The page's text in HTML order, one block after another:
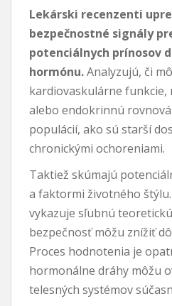
Lekárski recenzenti
bezpečnostné signály
potenciálnych prínosov
hormónu.Analyzujú, či
kardiovaskulárne funkcie,
alebo endokrinnú
populácií, ako sú starší
chronickými ochoreniami.
Taktiež skúmajú
a faktormi životného
vykazuje sľubnú
bezpečnosť môžu znížiť
Proces hodnotenia je
hormonálne dráhy môžu
telesných systémov